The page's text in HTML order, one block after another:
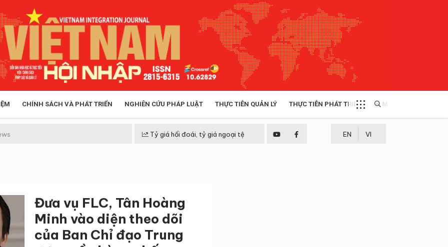
CHÍNH SÁCH VÀ PHÁT TRIỂN NGHIÊN CỨU PHÁP LUẬT THỰC TIỄN QUẢN LÝ THỰC TIỄN PHÁT TRIỂN MULTIMEDIA
Tỷ giá hối đoái, tỷ giá ngoại tệ EN VI
Đưa vụ FLC, Tân Hoàng
Minh vào diện theo dõi
của Ban Chỉ đạo Trung